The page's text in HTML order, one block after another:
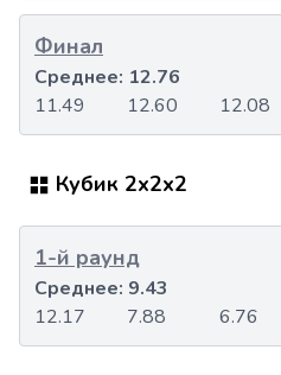
Финал
11.49 12.60 12.08
Среднее: 12.76
Кубик 2x2x2
1-й раунд
12.17 7.88 6.76
Среднее: 9.43